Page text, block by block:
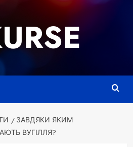
ЗАВДЯКИ ЯКИМ
ВУГІЛЛЯ?